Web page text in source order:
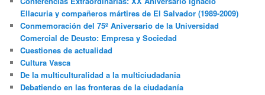
Ellacuria y compañeros mártires de El Salvador (1989-2009)
Conmemoración del 75º Aniversario de la Universidad
Comercial de Deusto: Empresa y Sociedad
Cuestiones de actualidad
Cultura Vasca
De la multiculturalidad a la multiciudadania
Debatiendo en las fronteras de la ciudadanía